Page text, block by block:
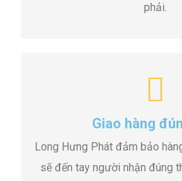
phải.
Giao hàng
Long Hưng Phát đảm bảo
sẽ đến tay người nhận đúng